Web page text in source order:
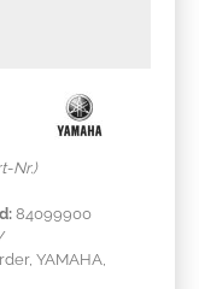
Nr.)
84099900
YAMAHA,